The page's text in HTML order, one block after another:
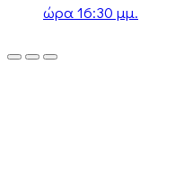
ώρα 16:30 μμ.